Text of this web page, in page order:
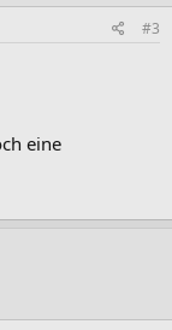
#3
eine